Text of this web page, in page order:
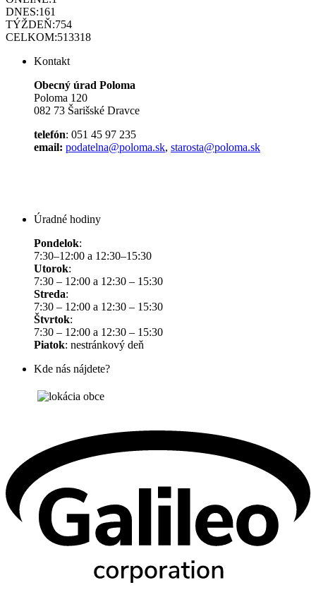
DNES:161
TÝŽDEŇ:754
CELKOM:513318
Kontakt
Obecný úrad Poloma
Poloma 120
082 73 Šarišské Dravce
telefón: 051 45 97 235
email: podatelna@poloma.sk, starosta@poloma.sk
Úradné hodiny
Pondelok:
7:30–12:00 a 12:30–15:30
Utorok:
7:30 – 12:00 a 12:30 – 15:30
Streda:
7:30 – 12:00 a 12:30 – 15:30
Štvrtok:
7:30 – 12:00 a 12:30 – 15:30
Piatok: nestránkový deň
Kde nás nájdete?